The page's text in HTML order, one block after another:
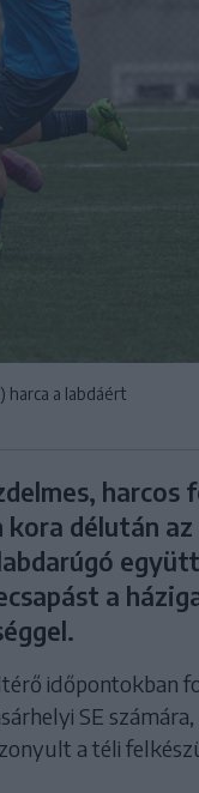
harca a labdáért
harcos
délután az
a
időpontokban
SE
a téli